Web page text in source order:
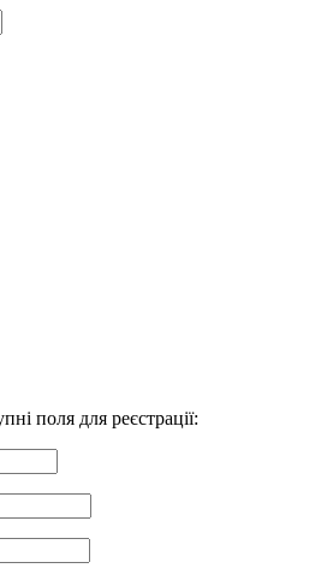
поля для реєстрації: